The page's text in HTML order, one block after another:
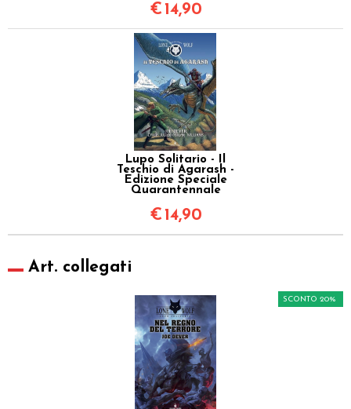
€ 14,90
Lupo Solitario - Il
Teschio di Agarash -
Edizione Speciale
Quarantennale
€ 14,90
Art. collegati
SCONTO 20%